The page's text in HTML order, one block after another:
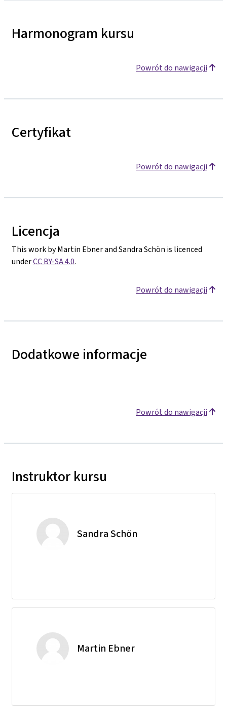
Harmonogram kursu
Powrót do nawigacji
Certyfikat
Powrót do nawigacji
Licencja
This work by Martin Ebner and Sandra Schön is licenced
underCC BY-SA 4.0.
Powrót do nawigacji
Dodatkowe informacje
Powrót do nawigacji
Instruktor kursu
Sandra Schön
Martin Ebner